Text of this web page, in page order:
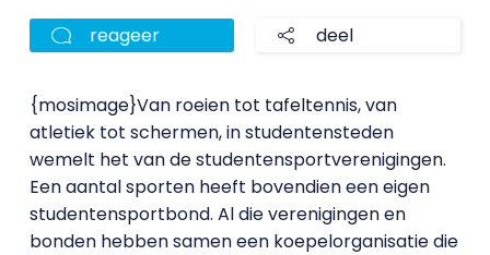
reageer deel
{mosimage}Van roeien tot tafeltennis, van
atletiek tot schermen, in studentensteden
wemelt het van de studentensportverenigingen.
Een aantal sporten heeft bovendien een eigen
studentensportbond. Al die verenigingen en
bonden hebben samen een koepelorganisatie die